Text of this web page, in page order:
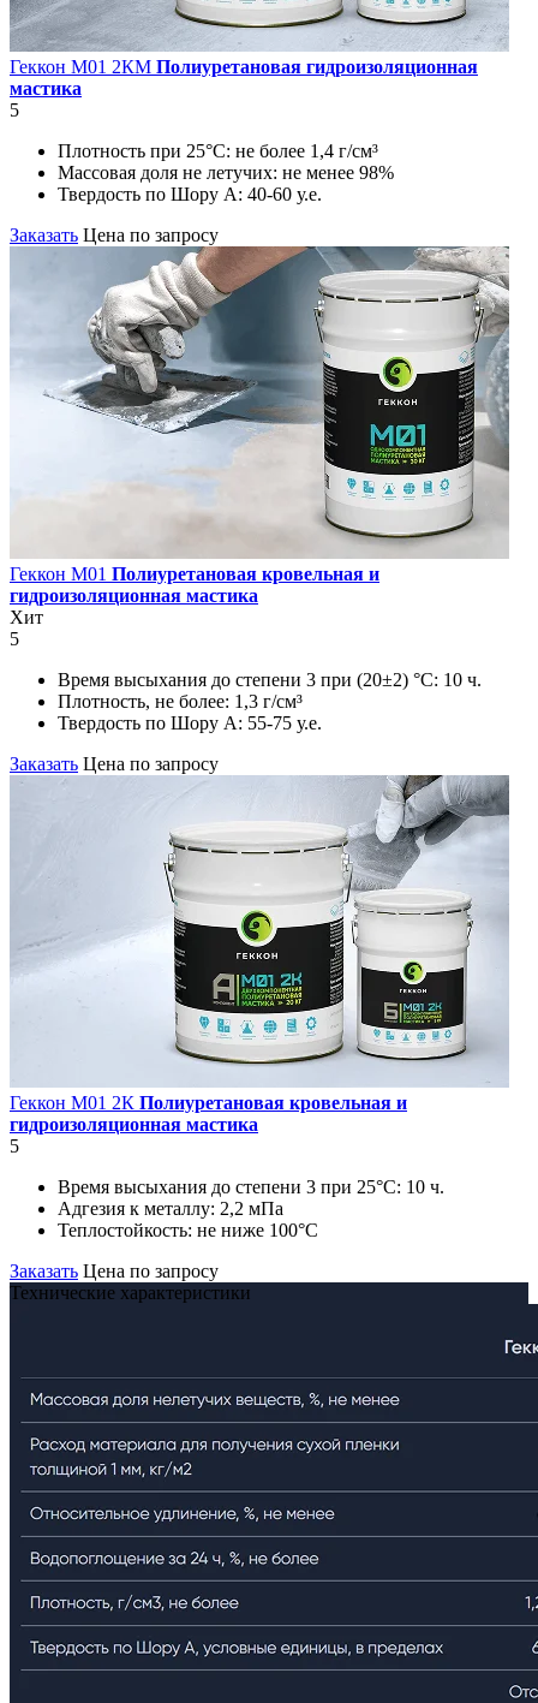
Геккон М01 2КМ Полиуретановая гидроизоляционная
мастика
5
Плотность при 25°С: не более 1,4 г/см³
Массовая доля не летучих: не менее 98%
Твердость по Шору А: 40-60 у.е.
Заказать Цена по запросу
Геккон М01 Полиуретановая кровельная и
гидроизоляционная мастика
Хит
5
Время высыхания до степени 3 при (20±2) °С: 10 ч.
Плотность, не более: 1,3 г/см³
Твердость по Шору А: 55-75 у.е.
Заказать Цена по запросу
Геккон М01 2К Полиуретановая кровельная и
гидроизоляционная мастика
5
Время высыхания до степени 3 при 25°С: 10 ч.
Адгезия к металлу: 2,2 мПа
Теплостойкость: не ниже 100°С
Заказать Цена по запросу
Технические характеристики